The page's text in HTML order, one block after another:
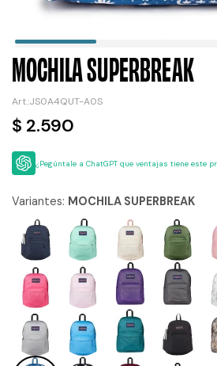
MOCHILA SUPERBREAK
JS0A4QUT-A0S
$ 2.590
¿Pegúntale a ChatGPT que ventajas tiene este
Variantes: MOCHILA SUPERBREAK